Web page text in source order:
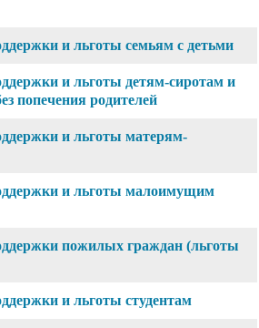
и льготы семьям с детьми
и льготы детям-сиротам и
попечения родителей
и льготы матерям-
и льготы малоимущим
пожилых граждан (льготы
и льготы студентам